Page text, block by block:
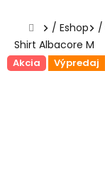
Domov
/ Eshop /
Shirt Albacore M
Akcia Výpredaj